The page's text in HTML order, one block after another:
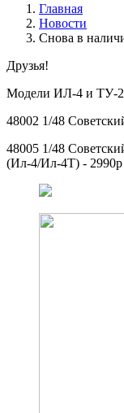
Главная
Новости
Снова в
Друзья!
Модели ИЛ-4 и ТУ-2
48002 1/48
48005 1/48
(Ил-4/Ил-4Т) - 2990р